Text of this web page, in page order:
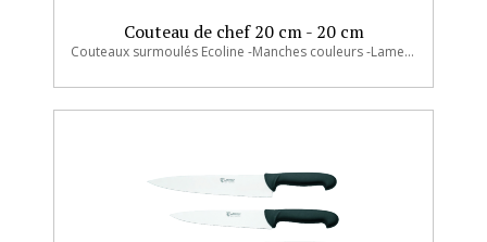
Couteau de chef 20 cm - 20 cm
Couteaux surmoulés Ecoline -Manches couleurs -Lame en acier inoxydable trempé 54-56 HRC -Manche en polypropylène